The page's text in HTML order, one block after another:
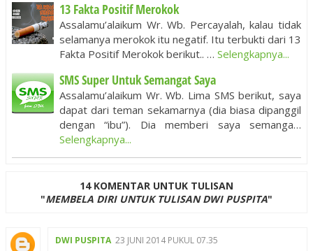
13 Fakta Positif Merokok
Assalamu’alaikum Wr. Wb. Percayalah, kalau tidak
selamanya merokok itu negatif. Itu terbukti dari 13
Fakta Positif Merokok berikut.. … Selengkapnya...
SMS Super Untuk Semangat Saya
Assalamu’alaikum Wr. Wb. Lima SMS berikut, saya
dapat dari teman sekamarnya (dia biasa dipanggil
dengan “ibu”). Dia memberi saya semanga…
Selengkapnya...
14 KOMENTAR UNTUK TULISAN
"MEMBELA DIRI UNTUK TULISAN DWI PUSPITA"
DWI PUSPITA 23 JUNI 2014 PUKUL 07.35